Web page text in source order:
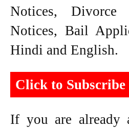
Notices, Divorce
Notices, Bail
Hindi and English.
Click to Subscribe
If you are already